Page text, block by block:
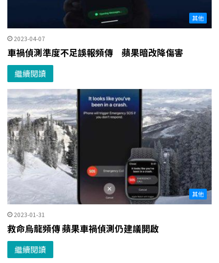
其他
2023-04-07
­­­車禍偵測準度不足誤報頻傳 蘋果暗改降傷害
繼續閱讀
其他
2023-01-31
救命烏龍頻傳 蘋果車禍偵測仍建議開啟
繼續閱讀